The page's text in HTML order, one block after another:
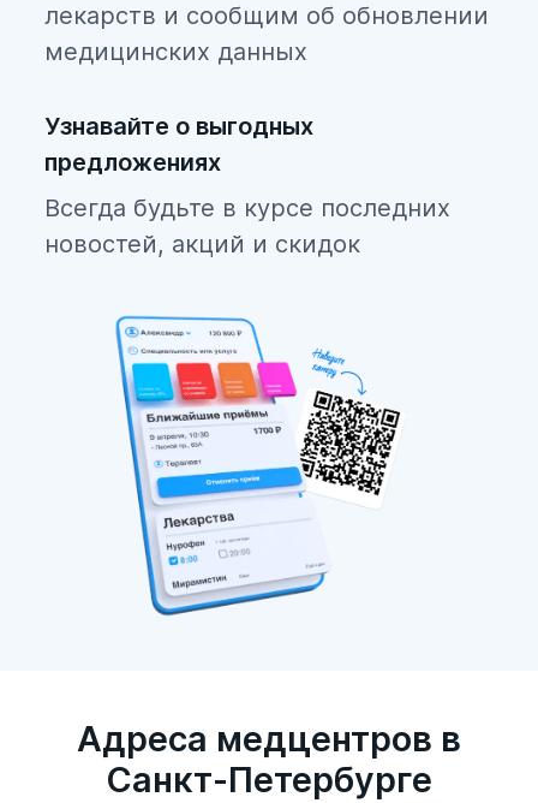
лекарств и сообщим об обновлении
медицинских данных
Узнавайте о выгодных
предложениях
Всегда будьте в курсе последних
новостей, акций и скидок
Адреса медцентров в
Санкт-Петербурге